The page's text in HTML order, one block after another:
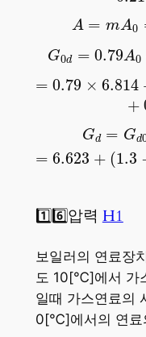
A = mA0
A
G0d = 0.79A0
G =0.79A
= 0.79 × 6.814
+
0.79×6.814 +
Gd = Gd
= 6.623 + (1.3
d0 =G
1️⃣6️⃣압력H1
보일러의 연료장
도 10[℃]에서 가
일때 가스연료의
0[℃]에서의 연료